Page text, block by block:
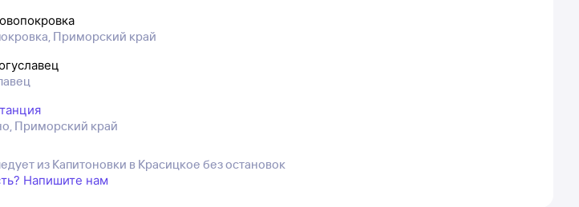
Приморский край
Приморский край
из Капитоновки в Красицкое без остановок
Напишите нам